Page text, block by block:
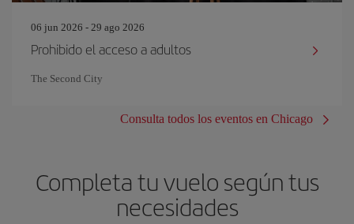
06 jun 2026 - 29 ago 2026
Prohibido el acceso a adultos
The Second City
Consulta todos los eventos en Chicago
Completa tu vuelo según tus
necesidades